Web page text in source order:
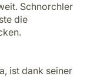
Schnorchler
die
ist dank seiner